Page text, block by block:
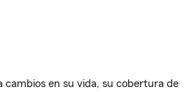
en su vida, su cobertura de